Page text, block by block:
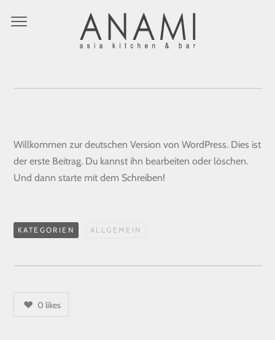
HALLO WELT!
Willkommen zur deutschen Version von WordPress. Dies ist
der erste Beitrag. Du kannst ihn bearbeiten oder löschen.
Und dann starte mit dem Schreiben!
KATEGORIEN ALLGEMEIN
0 likes